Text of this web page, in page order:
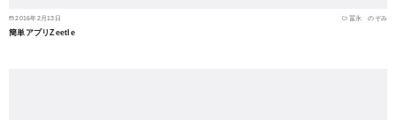
2016年2月13日 冨永 のぞみ
簡単アプリZeetle